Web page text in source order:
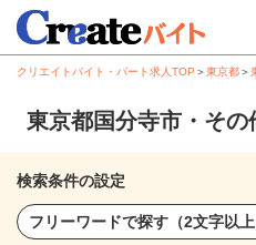
クリエイトバイト・パート求人TOP ＞東京都＞
東京都国分寺市・そ
検索条件の設定